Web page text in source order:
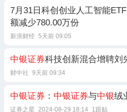
7月31日科创创业人工智能ETF
额减少780.00万份
新浪财经 5天前 09:05
中银证券科技创新混合增聘刘
财中社 9天前 09:34
中银证券 ： 中银证券与中银绒
证券之星 2024-08-29 18:14 1跟贴